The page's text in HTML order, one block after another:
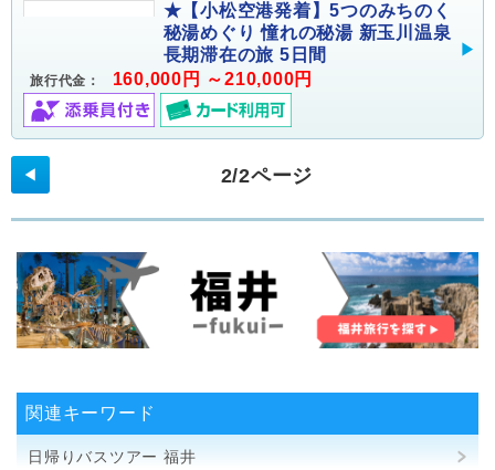
★【小松空港発着】5つのみちのく
秘湯めぐり 憧れの秘湯 新玉川温泉
長期滞在の旅 5日間
旅行代金： 160,000円 ～210,000円
2/2ページ
◀
関連キーワード
日帰りバスツアー 福井